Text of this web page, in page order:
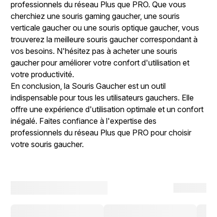
professionnels du réseau Plus que PRO. Que vous
cherchiez une souris gaming gaucher, une souris
verticale gaucher ou une souris optique gaucher, vous
trouverez la meilleure souris gaucher correspondant à
vos besoins. N'hésitez pas à acheter une souris
gaucher pour améliorer votre confort d'utilisation et
votre productivité.
En conclusion, la Souris Gaucher est un outil
indispensable pour tous les utilisateurs gauchers. Elle
offre une expérience d'utilisation optimale et un confort
inégalé. Faites confiance à l'expertise des
professionnels du réseau Plus que PRO pour choisir
votre souris gaucher.